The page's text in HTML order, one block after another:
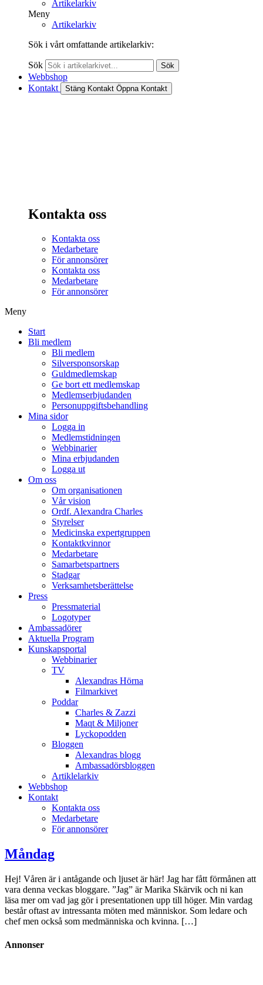
Artikelarkiv
Meny
Artikelarkiv
Sök i vårt omfattande artikelarkiv:
Sök Sök
Webbshop
Kontakt
Stäng Kontakt Öppna Kontakt
Kontakta oss
Kontakta oss
Medarbetare
För annonsörer
Kontakta oss
Medarbetare
För annonsörer
Meny
Start
Bli medlem
Bli medlem
Silversponsorskap
Guldmedlemskap
Ge bort ett medlemskap
Medlemserbjudanden
Personuppgiftsbehandling
Mina sidor
Logga in
Medlemstidningen
Webbinarier
Mina erbjudanden
Logga ut
Om oss
Om organisationen
Vår vision
Ordf. Alexandra Charles
Styrelser
Medicinska expertgruppen
Kontaktkvinnor
Medarbetare
Samarbetspartners
Stadgar
Verksamhetsberättelse
Press
Pressmaterial
Logotyper
Ambassadörer
Aktuella Program
Kunskapsportal
Webbinarier
TV
Alexandras Hörna
Filmarkivet
Poddar
Charles & Zazzi
Maqt & Miljoner
Lyckopodden
Bloggen
Alexandras blogg
Ambassadörsbloggen
Artiklelarkiv
Webbshop
Kontakt
Kontakta oss
Medarbetare
För annonsörer
Måndag
Hej! Våren är i antågande och ljuset är här! Jag har fått förmånen att
vara denna veckas bloggare. ”Jag” är Marika Skärvik och ni kan
läsa mer om vad jag gör i presentationen upp till höger. Min vardag
består oftast av intressanta möten med människor. Som ledare och
chef men också som medmänniska och kvinna. […]
Annonser